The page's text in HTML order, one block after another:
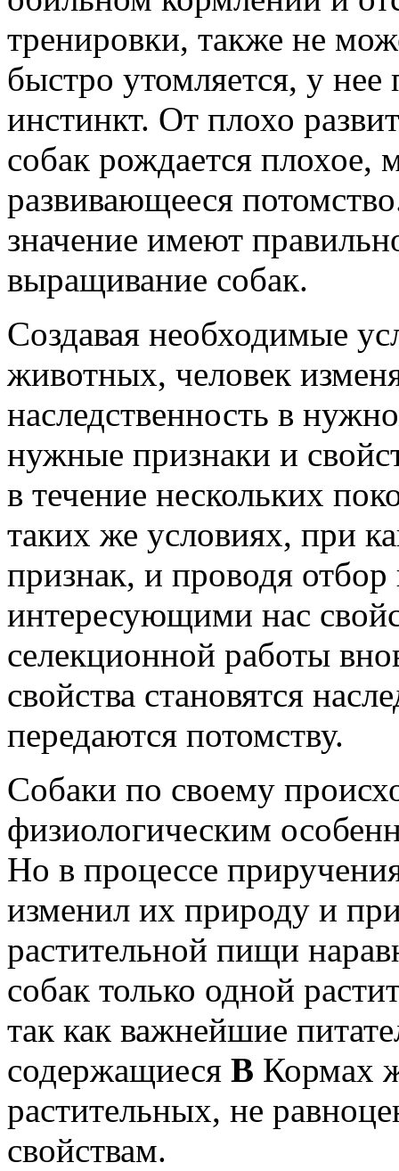
тренировки, также не
быстро утомляется, у
инстинкт. От плохо
собак рождается плохое,
развивающееся
значение имеют
выращивание собак.
Создавая необходимые
животных, человек
наследственность в
нужные признаки и
в течение нескольких
таких же условиях, при
признак, и проводя
интересующими нас
селекционной работы
свойства становятся
передаются потомству.
Собаки по своему
физиологическим
Но в процессе
изменил их природу и
растительной пищи
собак только одной
так как важнейшие
содержащиеся В Кормах
растительных, не
свойствам.